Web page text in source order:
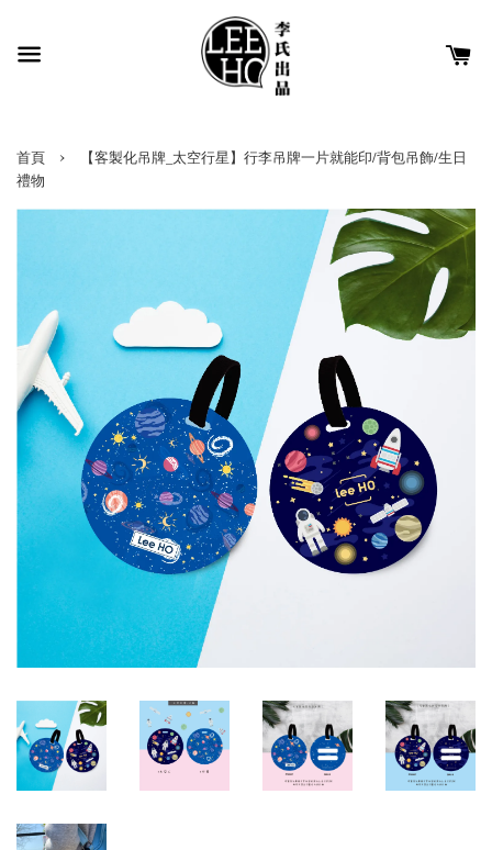
首頁 ›
【客製化吊牌_太空行星】行李吊牌一片就能印/背包吊飾/生日
禮物